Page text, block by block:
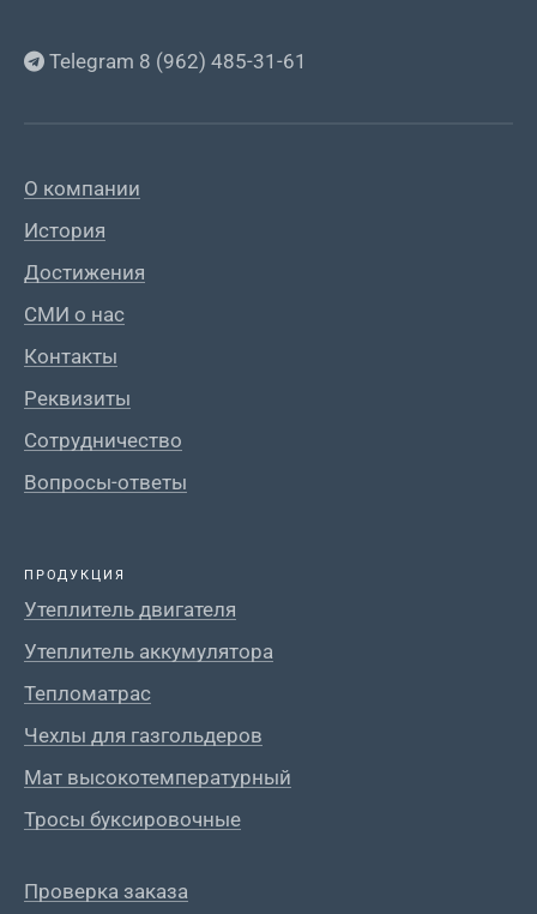
Telegram 8 (962) 485-31-61
О компании
История
Достижения
СМИ о нас
Контакты
Реквизиты
Сотрудничество
Вопросы-ответы
ПРОДУКЦИЯ
Утеплитель двигателя
Утеплитель аккумулятора
Тепломатрас
Чехлы для газгольдеров
Мат высокотемпературный
Тросы буксировочные
Проверка заказа